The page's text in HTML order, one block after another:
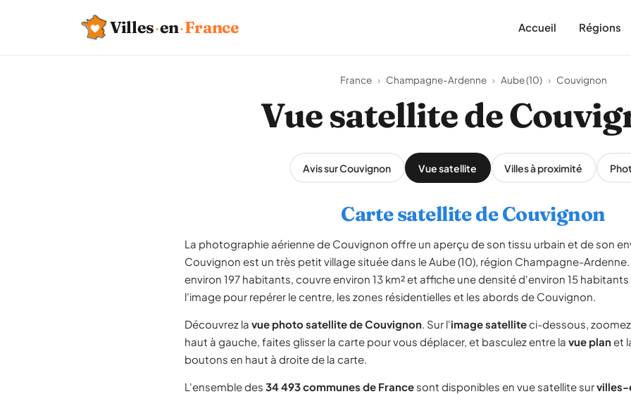
Villes·en·France Accueil Régions
France › Champagne-Ardenne › Aube (10) › Couvignon
Vue satellite de
Avis sur Couvignon Vue satellite Villes à proximité
Carte satellite de Couvignon
La photographie aérienne de Couvignon offre un aperçu de son tissu urbain et de son
Couvignon est un très petit village située dans le Aube (10), région Champagne-
environ 197 habitants, couvre environ 13 km² et affiche une densité d'environ 15 habitants
l'image pour repérer le centre, les zones résidentielles et les abords de Couvignon.
Découvrez la vue photo satellite de Couvignon. Sur l'image satelliteci-dessous,
haut à gauche, faites glisser la carte pour vous déplacer, et basculez entre la vue planet
boutons en haut à droite de la carte.
L'ensemble des 34 493 communes de France sont disponibles en vue satellite sur